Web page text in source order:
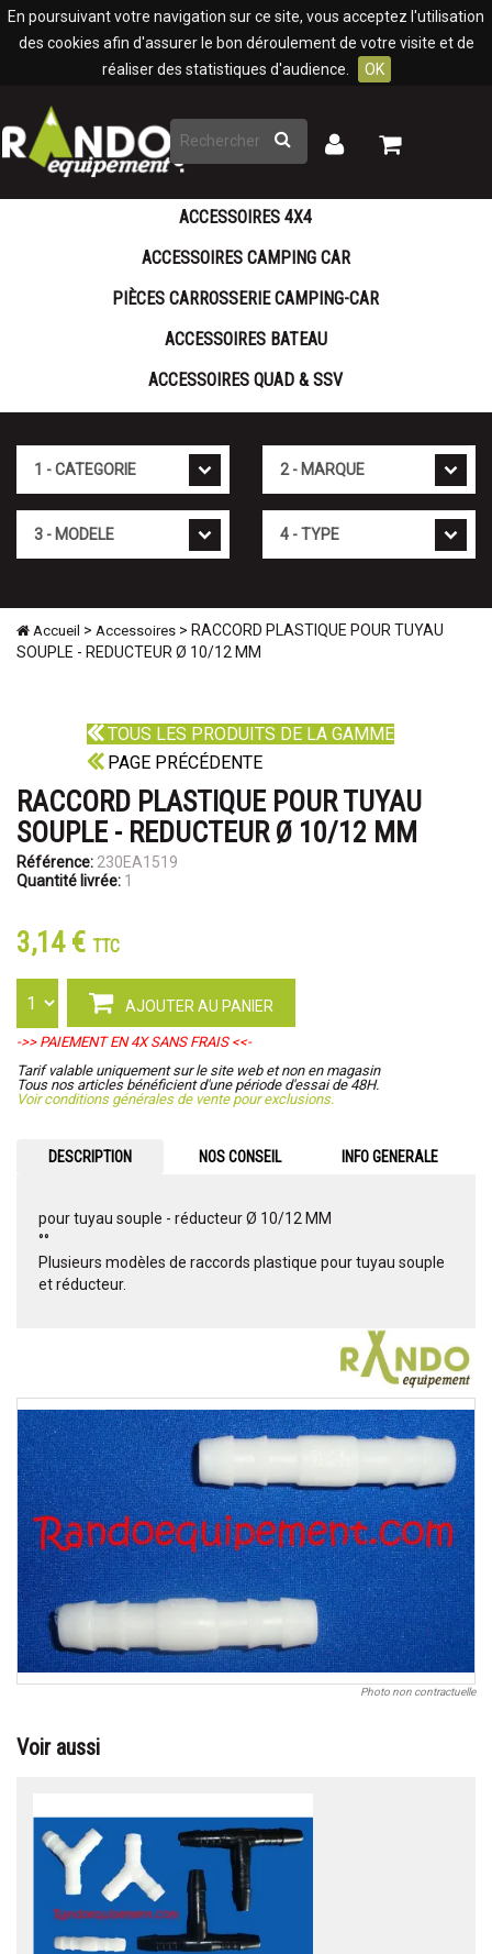
En poursuivant votre navigation sur ce site, vous acceptez l'utilisation
des cookies afin d'assurer le bon déroulement de votre visite et de
réaliser des statistiques d'audience.
OK
Rechercher
Mon
Mon
ACCESSOIRES 4X4
ACCESSOIRES CAMPING CAR
PIÈCES CARROSSERIE CAMPING-CAR
ACCESSOIRES BATEAU
ACCESSOIRES QUAD & SSV
Accueil > Accessoires > RACCORD PLASTIQUE POUR TUYAU
SOUPLE - REDUCTEUR Ø 10/12 MM
TOUS LES PRODUITS DE LA GAMME
PAGE PRÉCÉDENTE
RACCORD PLASTIQUE POUR TUYAU
SOUPLE - REDUCTEUR Ø 10/12 MM
Référence: 230EA1519
Quantité livrée: 1
3,14 € TTC
AJOUTER AU PANIER
->> PAIEMENT EN 4X SANS FRAIS <<-
Tarif valable uniquement sur le site web et non en magasin
Tous nos articles bénéficient d'une période d'essai de 48H.
Voir conditions générales de vente pour exclusions.
DESCRIPTION NOS CONSEIL INFO GENERALE
pour tuyau souple - réducteur Ø 10/12 MM
°°
Plusieurs modèles de raccords plastique pour tuyau souple
et réducteur.
Photo non contractuelle
Voir aussi
Panneau de gestion des cookies